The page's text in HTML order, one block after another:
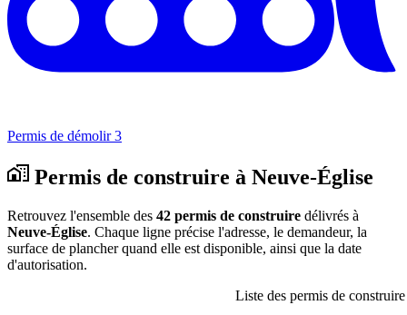
Permis de démolir 3
Permis de construire à Neuve-Église
Retrouvez l'ensemble des 42 permis de construire délivrés à
Neuve-Église. Chaque ligne précise l'adresse, le demandeur, la
surface de plancher quand elle est disponible, ainsi que la date
d'autorisation.
Liste des permis de